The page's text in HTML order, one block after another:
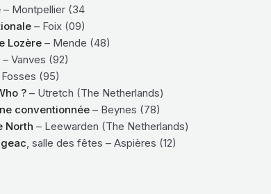
– Montpellier (34
– Foix (09)
Lozère – Mende (48)
– Vanves (92)
(95)
? – Utretch (The Netherlands)
conventionnée – Beynes (78)
North – Leewarden (The Netherlands)
, salle des fêtes – Aspières (12)